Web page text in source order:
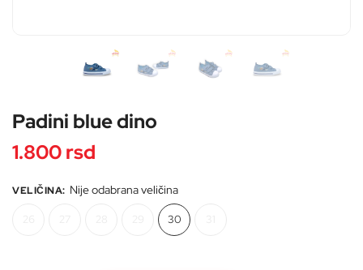
Padini blue dino
1.800rsd
VELIČINA: Nije odabrana veličina
30